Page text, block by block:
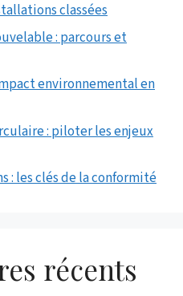
classées
: parcours et
environnemental en
: piloter les enjeux
les clés de la conformité
récents